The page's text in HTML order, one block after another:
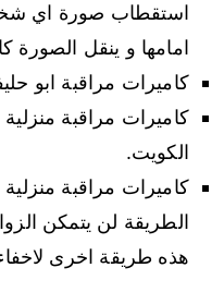
استقطاب صورة اي
امامها و ينقل الصورة
كاميرات مراقبة ابو
كاميرات مراقبة منزلية
الكويت.
كاميرات مراقبة
الطريقة لن يتمكن
هذه طريقة اخرى لاخفاء